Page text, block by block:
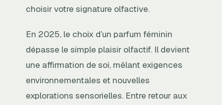
choisir votre signature olfactive.
En 2025, le choix d’un parfum féminin
dépasse le simple plaisir olfactif. Il devient
une affirmation de soi, mêlant exigences
environnementales et nouvelles
explorations sensorielles. Entre retour aux